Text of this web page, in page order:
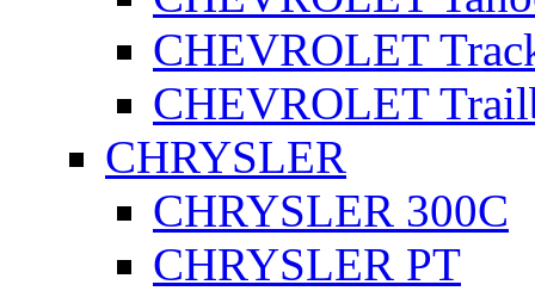
CHEVROLET
CHEVROLET
CHRYSLER
CHRYSLER 300C
CHRYSLER PT